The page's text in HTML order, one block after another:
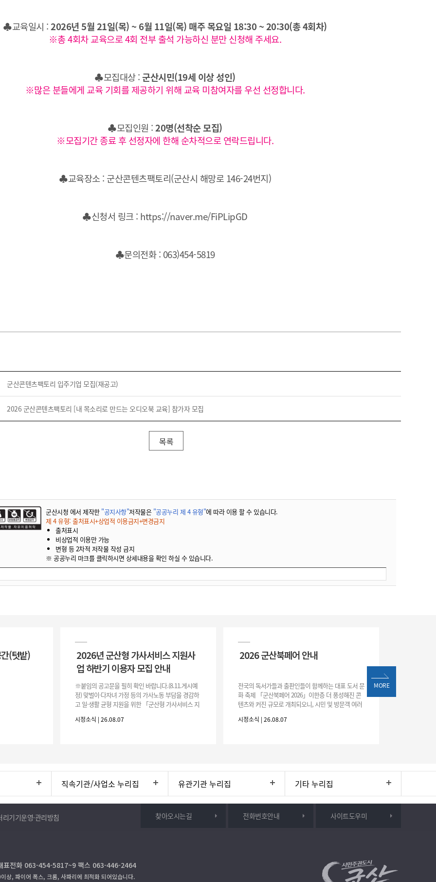
♣교육일시 :2026년 5월 21일(목) ~ 6월 11일(목) 매주 목요일 18:30 ~ 20:30(총 4회차)
※총 4회차 교육으로 4회 전부 출석 가능하신 분만 신청해 주세요.
♣모집대상 :군산시민(19세 이상 성인)
※많은 분들에게 교육 기회를 제공하기 위해 교육 미참여자를 우선 선정합니다.
♣모집인원 :20명(선착순 모집)
※모집기간 종료 후 선정자에 한해 순차적으로 연락드립니다.
♣교육장소 : 군산콘텐츠팩토리(군산시 해망로 146-24번지)
♣신청서 링크 : https://naver.me/FiPLipGD
♣문의전화 : 063)454-5819
군산콘텐츠팩토리 입주기업 모집(재공고)
2026 군산콘텐츠팩토리 [내 목소리로 만드는 오디오북 교육] 참가자 모집
목록
군산시청 에서 제작한 "공지사항"저작물은 "공공누리 제 4 유형"에 따라 이용 할 수 있습니다.
제 4 유형: 출처표시+상업적 이용금지+변경금지
출처표시
비상업적 이용만 가능
변형 등 2차적 저작물 작성 금지
※ 공공누리 마크를 클릭하시면 상세내용을 확인 하실 수 있습니다.
(텃밭)
2026년 군산형 가사서비스 지원사
업 하반기 이용자 모집 안내
※붙임의 공고문을 필히 확인 바랍니다.(8.11.게시예
정) 맞벌이·다자녀 가정 등의 가사노동 부담을 경감하
고 일·생활 균형 지원을 위한 「군산형 가사서비스 지
니 많은 참여 바랍니다. 1
시정소식 | 26.08.07
2026 군산북페어 안내
전국의 독서가들과 출판인들이 함께하는 대표 도서 문
화 축제 「군산북페어 2026」이한층 더 풍성해진 콘
텐츠와 커진 규모로 개최되오니, 시민 및 방문객 여러
간: 2026. 8. 28.
시정소식 | 26.08.07
MORE
직속기관/사업소 누리집 유관기관 누리집 기타 누리집
기기운영·관리방침 찾아오시는길 전화번호안내 사이트도우미
표전화 063-454-5817~9 팩스 063-446-2464
, 파이어 폭스, 크롬, 사파리에 최적화 되어있습니다.